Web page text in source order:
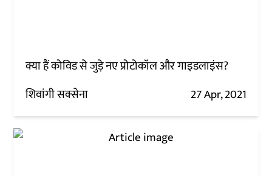
क्या हैं कोविड से जुड़े नए प्रोटोकॉल और गाइडलाइंस?
शिवांगी सक्सेना
27 Apr, 2021